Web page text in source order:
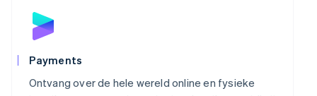
Payments
Ontvang over de hele wereld online en fysieke
English
Português
English